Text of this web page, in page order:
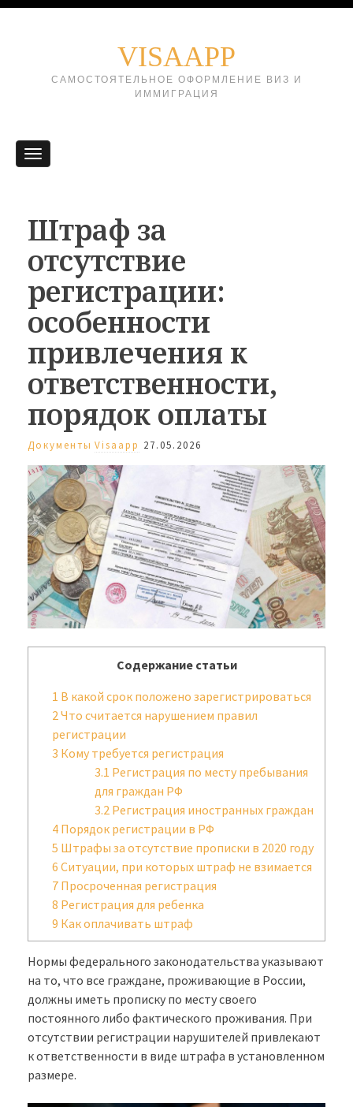
VISAAPP
САМОСТОЯТЕЛЬНОЕ ОФОРМЛЕНИЕ ВИЗ И
ИММИГРАЦИЯ
Штраф за
отсутствие
регистрации:
особенности
привлечения к
ответственности,
порядок оплаты
Документы Visaapp 27.05.2026
Содержание статьи
1 В какой срок положено зарегистрироваться
2 Что считается нарушением правил
регистрации
3 Кому требуется регистрация
3.1 Регистрация по месту пребывания
для граждан РФ
3.2 Регистрация иностранных граждан
4 Порядок регистрации в РФ
5 Штрафы за отсутствие прописки в 2020 году
6 Ситуации, при которых штраф не взимается
7 Просроченная регистрация
8 Регистрация для ребенка
9 Как оплачивать штраф
Нормы федерального законодательства указывают
на то, что все граждане, проживающие в России,
должны иметь прописку по месту своего
постоянного либо фактического проживания. При
отсутствии регистрации нарушителей привлекают
к ответственности в виде штрафа в установленном
размере.